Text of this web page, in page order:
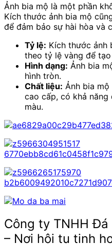
Ảnh bia mộ là một phần
Kích thước ảnh bia mộ
để đảm bảo sự hài hòa và
Tỷ lệ: Kích thước ảnh
theo tỷ lệ vàng để
Hình dạng: Ảnh bia
hình tròn.
Chất liệu: Ảnh bia
cao cấp, có khả
màu.
Công ty TNHH
– Nơi hội tụ tinh